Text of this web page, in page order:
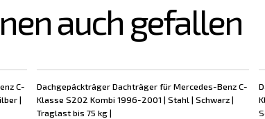
auch gefallen
C-
|
Dachgepäckträger Dachträger für Mercedes-Benz C-
Klasse S202 Kombi 1996-2001 | Stahl | Schwarz |
Traglast bis 75 kg |